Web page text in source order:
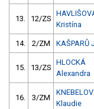
13. 12/ZS
Kristína
14. 2/ZM KAŠPARŮ
15. 13/ZS
HLOCKÁ
Alexandra
16. 3/ZM
Klaudie